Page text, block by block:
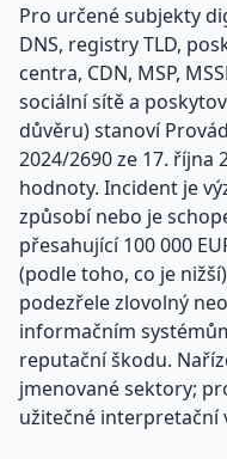
Pro určené subjekty
DNS, registry TLD,
centra, CDN, MSP,
sociální sítě a
důvěru) stanoví
2024/2690 ze 17.
hodnoty. Incident je
způsobí nebo je
přesahující 100 000
(podle toho, co je
podezřele zlovolný
informačním
reputační škodu.
jmenované sektory;
užitečné interpretační